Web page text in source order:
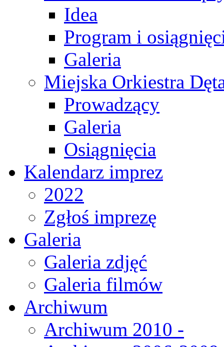
Idea
Program i
Galeria
Miejska Orkiestra
Prowadzący
Galeria
Osiągnięcia
Kalendarz imprez
2022
Zgłoś imprezę
Galeria
Galeria zdjęć
Galeria filmów
Archiwum
Archiwum 2010 -